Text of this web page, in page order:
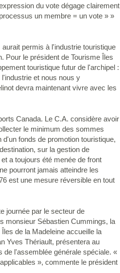
du vote dégage clairement
un membre = un vote » »
permis à l'industrie touristique
Pour le président de Tourisme Îles
touristique futur de l'archipel :
et nous nous y
devra maintenant vivre avec les
Canada. Le C.A. considère avoir
le minimum des sommes
fonds de promotion touristique,
sur la gestion de
a toujours été menée de front
pourront jamais atteindre les
est une mesure réversible en tout
journée par le secteur de
monsieur Sébastien Cummings, la
de la Madeleine accueille la
Yves Thériault, présentera au
de l'assemblée générale spéciale. «
», commente le président